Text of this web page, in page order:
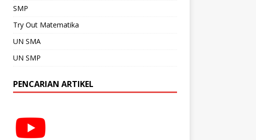
SMP
Try Out Matematika
UN SMA
UN SMP
PENCARIAN ARTIKEL